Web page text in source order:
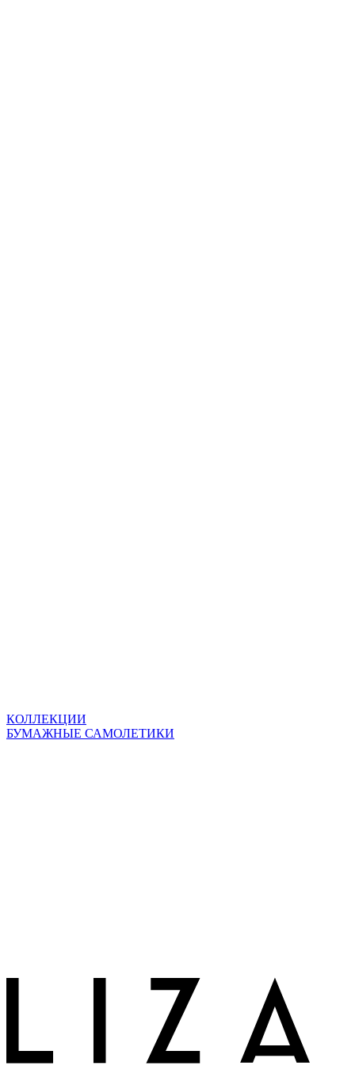
КОЛЛЕКЦИИ
БУМАЖНЫЕ САМОЛЕТИКИ